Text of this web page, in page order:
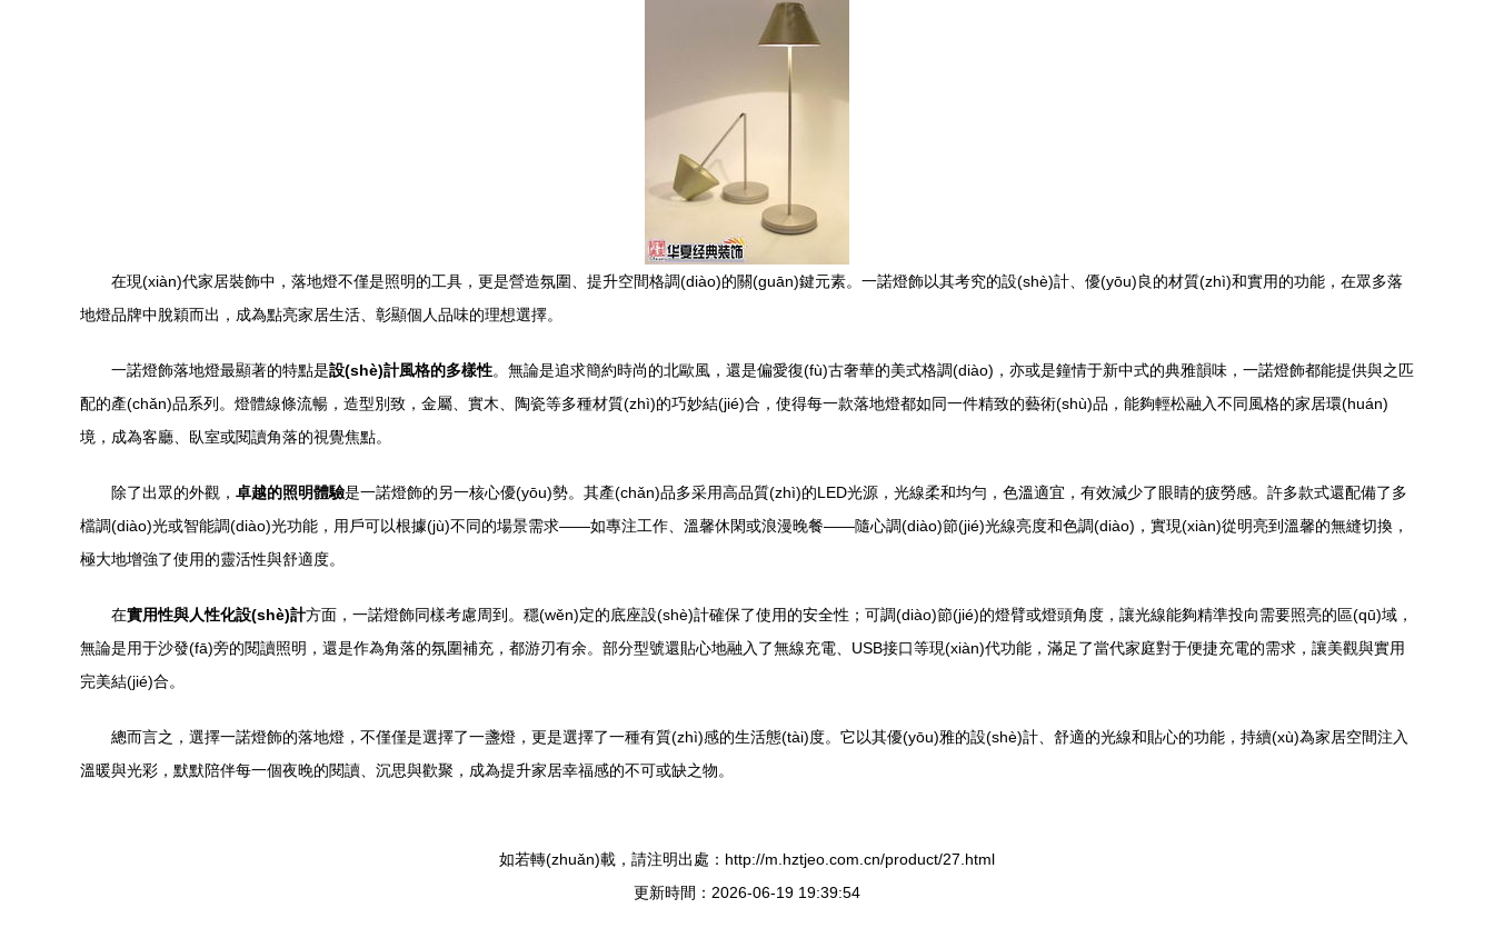
在現(xiàn)代家居裝飾中，落地燈不僅是照明的工具，更是營造氛圍、提升空間格調(diào)的關(guān)鍵元素。一諾燈飾以其考究的設(shè)計、優(yōu)良的材質(zhì)和實用的功能，在眾多落
地燈品牌中脫穎而出，成為點亮家居生活、彰顯個人品味的理想選擇。
一諾燈飾落地燈最顯著的特點是設(shè)計風格的多樣性。無論是追求簡約時尚的北歐風，還是偏愛復(fù)古奢華的美式格調(diào)，亦或是鐘情于新中式的典雅韻味，一諾燈飾都能提供與之匹
配的產(chǎn)品系列。燈體線條流暢，造型別致，金屬、實木、陶瓷等多種材質(zhì)的巧妙結(jié)合，使得每一款落地燈都如同一件精致的藝術(shù)品，能夠輕松融入不同風格的家居環(huán)
境，成為客廳、臥室或閱讀角落的視覺焦點。
除了出眾的外觀， 卓越的照明體驗是一諾燈飾的另一核心優(yōu)勢。其產(chǎn)品多采用高品質(zhì)的LED光源，光線柔和均勻，色溫適宜，有效減少了眼睛的疲勞感。許多款式還配備了多
檔調(diào)光或智能調(diào)光功能，用戶可以根據(jù)不同的場景需求——如專注工作、溫馨休閑或浪漫晚餐——隨心調(diào)節(jié)光線亮度和色調(diào)，實現(xiàn)從明亮到溫馨的無縫切換，
極大地增強了使用的靈活性與舒適度。
在實用性與人性化設(shè)計方面，一諾燈飾同樣考慮周到。穩(wěn)定的底座設(shè)計確保了使用的安全性；可調(diào)節(jié)的燈臂或燈頭角度，讓光線能夠精準投向需要照亮的區(qū)域，
無論是用于沙發(fā)旁的閱讀照明，還是作為角落的氛圍補充，都游刃有余。部分型號還貼心地融入了無線充電、USB接口等現(xiàn)代功能，滿足了當代家庭對于便捷充電的需求，讓美觀與實用
完美結(jié)合。
總而言之，選擇一諾燈飾的落地燈，不僅僅是選擇了一盞燈，更是選擇了一種有質(zhì)感的生活態(tài)度。它以其優(yōu)雅的設(shè)計、舒適的光線和貼心的功能，持續(xù)為家居空間注入
溫暖與光彩，默默陪伴每一個夜晚的閱讀、沉思與歡聚，成為提升家居幸福感的不可或缺之物。
如若轉(zhuǎn)載，請注明出處：http://m.hztjeo.com.cn/product/27.html
更新時間：2026-06-19 19:39:54